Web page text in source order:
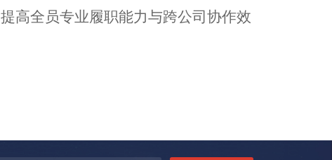
高全员专业履职能力与跨公司协作效